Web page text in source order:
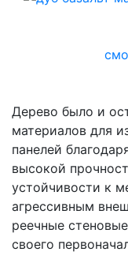
Дерево было и
материалов для
панелей
высокой
устойчивости к
агрессивным
реечные
своего